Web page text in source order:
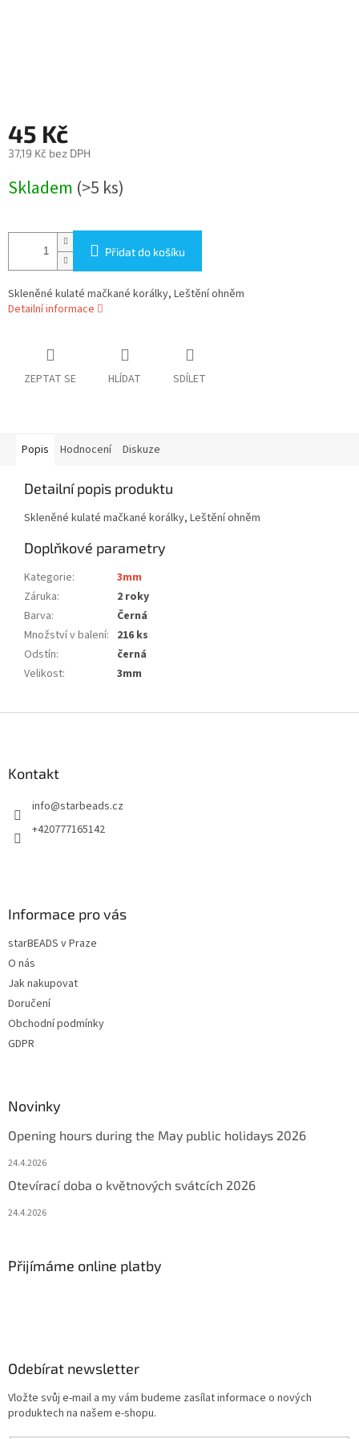
45 Kč
37,19 Kč bez DPH
cena:
Skladem (>5 ks)
Přidat do košíku
Skleněné kulaté mačkané korálky, Leštění ohněm
Detailní informace
ZEPTAT SE HLÍDAT SDÍLET
Popis Hodnocení Diskuze
Detailní popis produktu
Skleněné kulaté mačkané korálky, Leštění ohněm
Doplňkové parametry
Kategorie:
3mm
Záruka:
2 roky
Barva:
Černá
Množství v balení: 216 ks
Odstín:
černá
Velikost: 3mm
Kontakt
info@starbeads.cz
+420777165142
Informace pro vás
starBEADS v Praze
O nás
Jak nakupovat
Doručení
Obchodní podmínky
GDPR
Novinky
Opening hours during the May public holidays 2026
24.4.2026
Otevírací doba o květnových svátcích 2026
24.4.2026
Přijímáme online platby
Odebírat newsletter
Vložte svůj e-mail a my vám budeme zasílat informace o nových
produktech na našem e-shopu.